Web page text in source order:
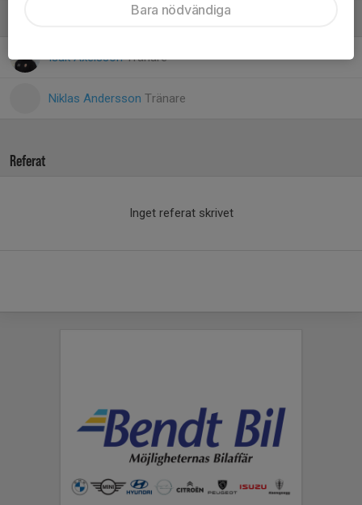
Isak AxelssonTränare
Niklas Andersson Tränare
Referat
Inget referat skrivet
Bara nödvändiga